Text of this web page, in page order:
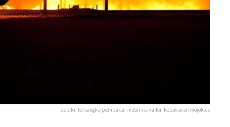
pelaku tersangka pembakar mobil via vallen kebakaran mojok.co